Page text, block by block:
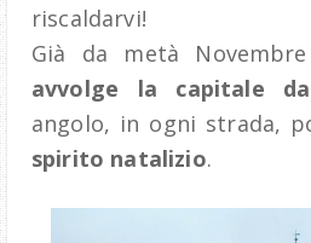
riscaldarvi!
Già da metà
avvolge la capitale
angolo, in ogni strada,
spirito natalizio.